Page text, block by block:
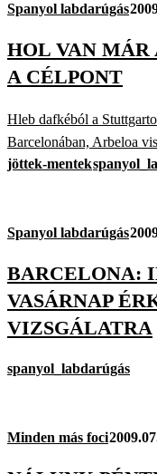
Spanyol labdarúgás
HOL VAN MÁR
A CÉLPONT
Hleb dafkéból a
Barcelonában, Arbeloa
jöttek-mentek
Spanyol labdarúgás
BARCELONA:
VASÁRNAP
VIZSGÁLATRA
spanyol_labdarúgás
Minden más foci